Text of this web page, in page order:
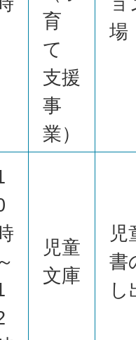
育
て
支援
事
業）
場
児童
文庫
児
書
し